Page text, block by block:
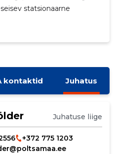
statsionaarne
kontaktid Juhatus
Juhatuse liige
+372 775 1203